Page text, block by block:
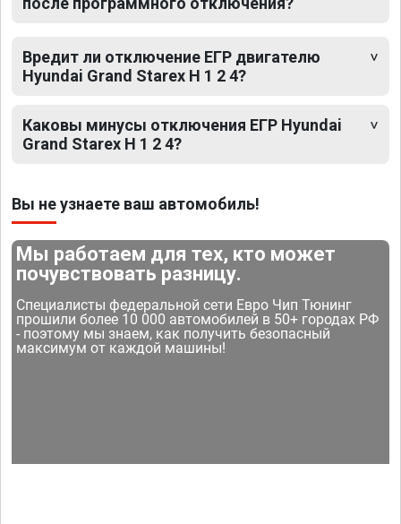
Вредит ли отключение ЕГР двигателю
Hyundai Grand Starex H 1 2 4?
Каковы минусы отключения ЕГР Hyundai
Grand Starex H 1 2 4?
Вы не узнаете ваш автомобиль!
Мы работаем для тех, кто может
почувствовать разницу.
Специалисты федеральной сети Евро Чип Тюнинг
прошили более 10 000 автомобилей в 50+ городах РФ
- поэтому мы знаем, как получить безопасный
максимум от каждой машины!